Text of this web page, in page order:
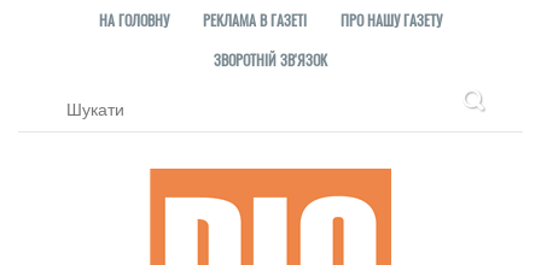
НА ГОЛОВНУ РЕКЛАМА В ГАЗЕТІ
ПРО НАШУ ГАЗЕТУ
ЗВОРОТНІЙ ЗВ'ЯЗОК